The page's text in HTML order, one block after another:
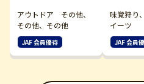
アウトドア その他、
その他、その他
JAF 会員優待
味覚狩り
イーツ
JAF 会員